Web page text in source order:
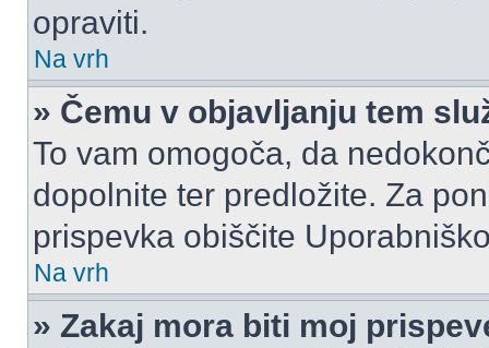
opraviti.
Na vrh
» Čemu v objavljanju tem
To vam omogoča, da
dopolnite ter predložite. Za
prispevka obiščite
Na vrh
» Zakaj mora biti moj